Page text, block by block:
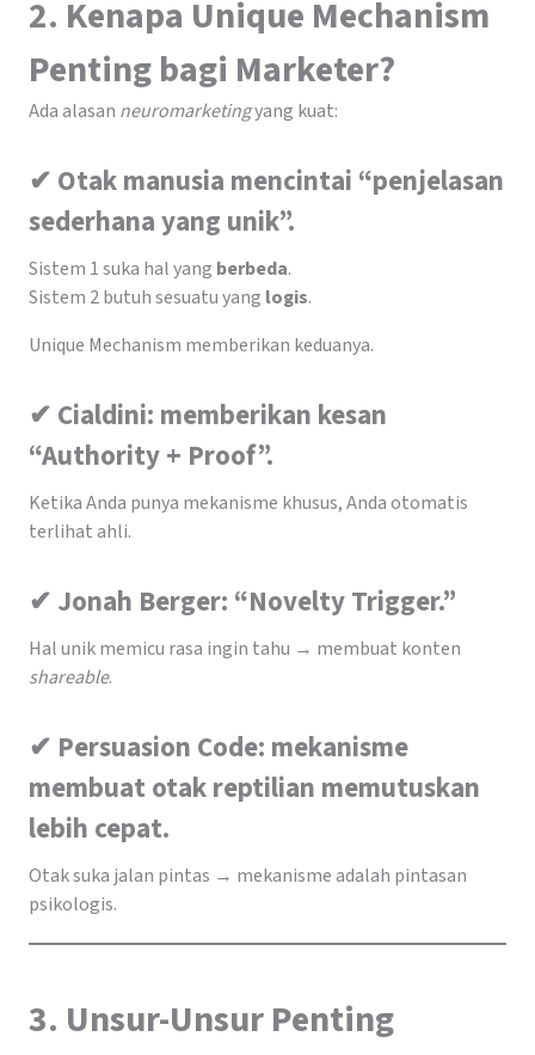
2. Kenapa Unique Mechanism
Penting bagi Marketer?
Ada alasan neuromarketingyang kuat:
✔ Otak manusia mencintai “penjelasan
sederhana yang unik”.
Sistem 1 suka hal yang berbeda.
Sistem 2 butuh sesuatu yang logis.
Unique Mechanism memberikan keduanya.
✔ Cialdini: memberikan kesan
“Authority + Proof”.
Ketika Anda punya mekanisme khusus, Anda otomatis
terlihat ahli.
✔ Jonah Berger: “Novelty Trigger.”
Hal unik memicu rasa ingin tahu → membuat konten
shareable.
✔ Persuasion Code: mekanisme
membuat otak reptilian memutuskan
lebih cepat.
Otak suka jalan pintas → mekanisme adalah pintasan
psikologis.
3. Unsur-Unsur Penting